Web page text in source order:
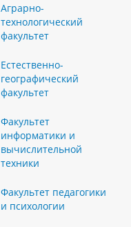
Аграрно-
технологический
факультет
Естественно-
географический
факультет
Факультет
информатики и
вычислительной
техники
Факультет педагогики
и психологии